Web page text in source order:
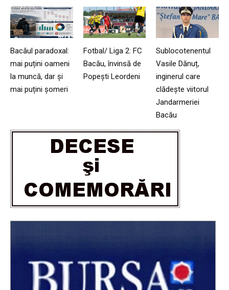
Bacăul paradoxal:
mai puțini oameni
la muncă, dar și
mai puțini șomeri
Fotbal/ Liga 2: FC
Bacău, învinsă de
Popești Leordeni
Sublocotenentul
Vasile Dănuț,
inginerul care
clădește viitorul
Jandarmeriei
Bacău